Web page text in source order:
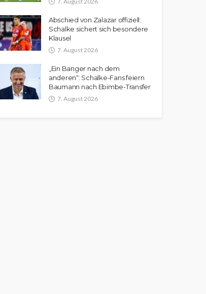
Abschied von Zalazar offiziell:
Schalke sichert sich besondere
Klausel
7. August 2026
„Ein Banger nach dem
anderen“: Schalke-Fans feiern
Baumann nach Ebimbe-Transfer
7. August 2026